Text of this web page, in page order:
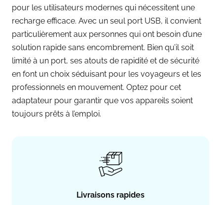
pour les utilisateurs modernes qui nécessitent une
recharge efficace. Avec un seul port USB, il convient
particulièrement aux personnes qui ont besoin d’une
solution rapide sans encombrement. Bien qu’il soit
limité à un port, ses atouts de rapidité et de sécurité
en font un choix séduisant pour les voyageurs et les
professionnels en mouvement. Optez pour cet
adaptateur pour garantir que vos appareils soient
toujours prêts à l’emploi.
Livraisons rapides